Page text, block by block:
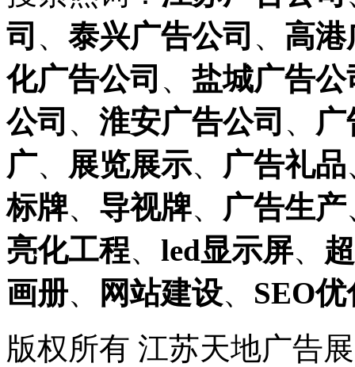
司 、 泰兴广告公司 、 高港
化广告公司 、 盐城广告公
公司 、 淮安广告公司 、 广
广、 展览展示、 广告礼品
标牌、 导视牌、 广告生产
亮化工程、 led显示屏、
画册、 网站建设、 SEO优
版权所有 江苏天地广告